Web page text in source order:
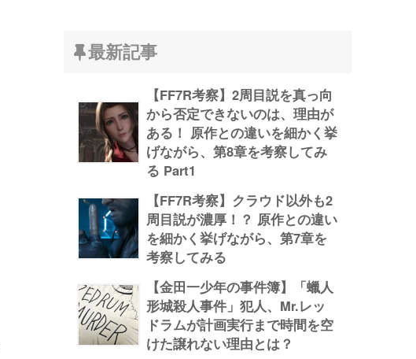
最新記事
【FF7R考察】2周目説を真っ向
から否定できないのは、理由が
ある！ 原作との違いを細かく挙
げながら、第8章を考察してみ
る Part1
【FF7R考察】クラウド以外も2
周目説が濃厚！？ 原作との違い
を細かく挙げながら、第7章を
考察してみる
【金田一少年の事件簿】「蠟人
形城殺人事件」犯人、Mr.レッ
ドラムが計画実行まで時間を空
けた譲れない理由とは？